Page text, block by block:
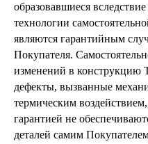
образовавшиеся
технологии
являются гарантийным
Покупателя.
изменений в конструкцию
дефекты, вызванные
термическим
гарантией не
деталей самим